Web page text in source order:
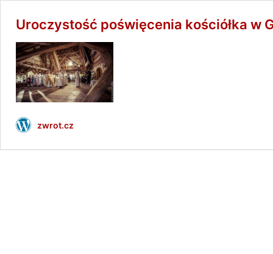
Uroczystość poświęcenia kościółka w
zwrot.cz